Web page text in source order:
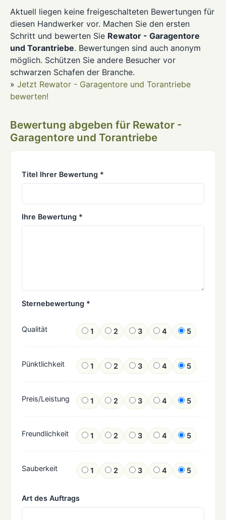
Aktuell liegen keine freigeschalteten Bewertungen für
diesen Handwerker vor. Machen Sie den ersten
Schritt und bewerten Sie Rewator - Garagentore
und Torantriebe. Bewertungen sind auch anonym
möglich. Schützen Sie andere Besucher vor
schwarzen Schafen der Branche.
» Jetzt Rewator - Garagentore und Torantriebe
bewerten!
Bewertung abgeben für Rewator -
Garagentore und Torantriebe
Titel Ihrer Bewertung *
Ihre Bewertung *
Sternebewertung *
Qualität 1 2 3 4 5
Pünktlichkeit 1 2 3 4 5
Preis/Leistung 1 2 3 4 5
Freundlichkeit 1 2 3 4 5
Sauberkeit 1 2 3 4 5
Art des Auftrags